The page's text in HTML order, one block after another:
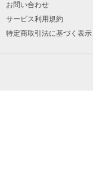
お問い合わせ
サービス利用規約
特定商取引法に基づく表示